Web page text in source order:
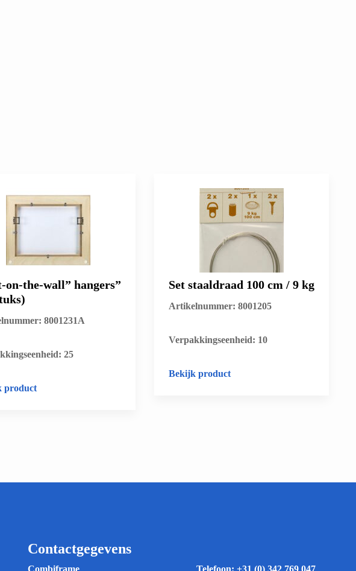
on-the-wall” hangers”
8001231A
25
product
Set staaldraad 100 cm / 9 kg
Artikelnummer: 8001205
​Verpakkingseenheid: 10
Bekijk product
Contactgegevens
Combiframe Telefoon: +31 (0) 342 769 047